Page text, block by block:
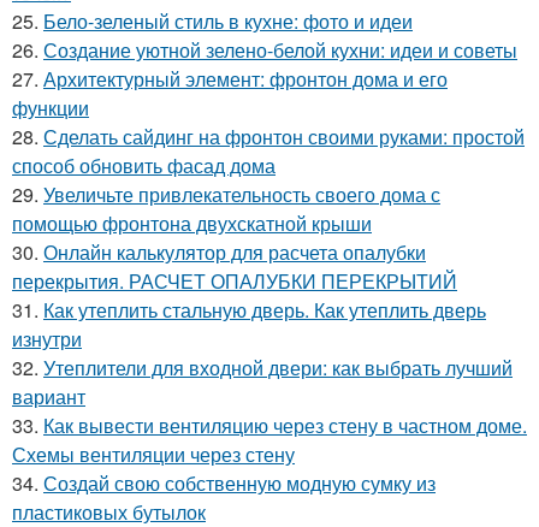
25. Бело-зеленый стиль в кухне: фото и идеи
26. Создание уютной зелено-белой кухни: идеи и советы
27. Архитектурный элемент: фронтон дома и его
функции
28. Сделать сайдинг на фронтон своими руками: простой
способ обновить фасад дома
29. Увеличьте привлекательность своего дома с
помощью фронтона двухскатной крыши
30. Онлайн калькулятор для расчета опалубки
перекрытия. РАСЧЕТ ОПАЛУБКИ ПЕРЕКРЫТИЙ
31. Как утеплить стальную дверь. Как утеплить дверь
изнутри
32. Утеплители для входной двери: как выбрать лучший
вариант
33. Как вывести вентиляцию через стену в частном доме.
Схемы вентиляции через стену
34. Создай свою собственную модную сумку из
пластиковых бутылок